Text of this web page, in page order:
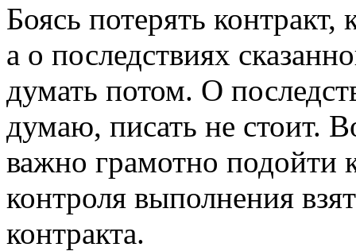
Боясь потерять
а о последствиях
думать потом. О
думаю, писать не стоит.
важно грамотно подойти
контроля выполнения
контракта.